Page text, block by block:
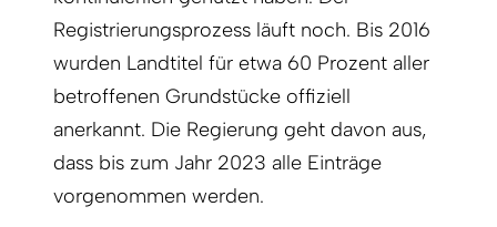
Registrierungsprozess läuft noch. Bis 2016
wurden Landtitel für etwa 60 Prozent aller
betroffenen Grundstücke offiziell
anerkannt. Die Regierung geht davon aus,
dass bis zum Jahr 2023 alle Einträge
vorgenommen werden.